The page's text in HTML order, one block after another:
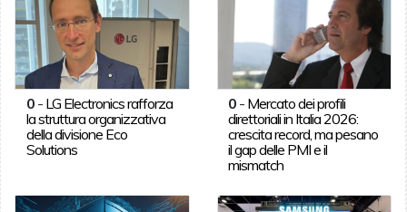
0- LG Electronics rafforza
la struttura organizzativa
della divisione Eco
Solutions
0 - Mercato dei profili
direttoriali in Italia 2026:
crescita record, ma pesano
il gap delle PMI e il
mismatch